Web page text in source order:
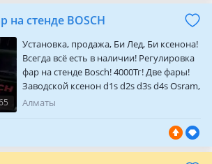
автомобиля Оклейка салона
бронепленкой Антидождь
на стенде BOSCH
Установка, продажа, Би Лед, Би ксенона!
Всегда всё есть в наличии! Регулировка
фар на стенде Bosch! 4000Тг! Две фары!
Заводской ксенон d1s d2s d3s d4s Osram,
Philips, Narva, Neo Lux
затёртость, царапины! Вскрытие и
чистка внутри фар! Вскрытие любых фар
Алматы